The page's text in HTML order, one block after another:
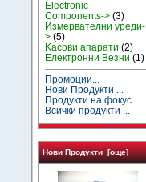
Electronic
Components-> (3)
Измервателни уреди-
> (5)
Kасови апарати (2)
Електронни Везни (1)
Промоции...
Нови Продукти ...
Продукти на фокус ...
Всички продукти ...
Нови Продукти [още]